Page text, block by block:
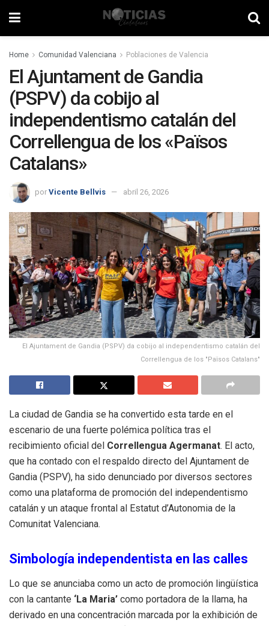
Home Comunidad Valenciana Poblaciones de Valencia
El Ajuntament de Gandia
(PSPV) da cobijo al
independentismo catalán del
Correllengua de los «Països
Catalans»
por Vicente Bellvis abril 26, 2026
El Ajuntament de Gandia (PSPV) da cobijo al independentismo catalán del
Correllengua de los "Països Catalans"
La ciudad de Gandia se ha convertido esta tarde en el
escenario de una fuerte polémica política tras el
recibimiento oficial del Correllengua Agermanat. El acto,
que ha contado con el respaldo directo del Ajuntament de
Gandia (PSPV), ha sido denunciado por diversos sectores
como una plataforma de promoción del independentismo
catalán y un ataque frontal al Estatut d’Autonomia de la
Comunitat Valenciana.
Simbología independentista en las calles
Lo que se anunciaba como un acto de promoción lingüística
con la cantante ‘La Maria’ como portadora de la llama, ha
derivado en una concentración marcada por la exhibición de